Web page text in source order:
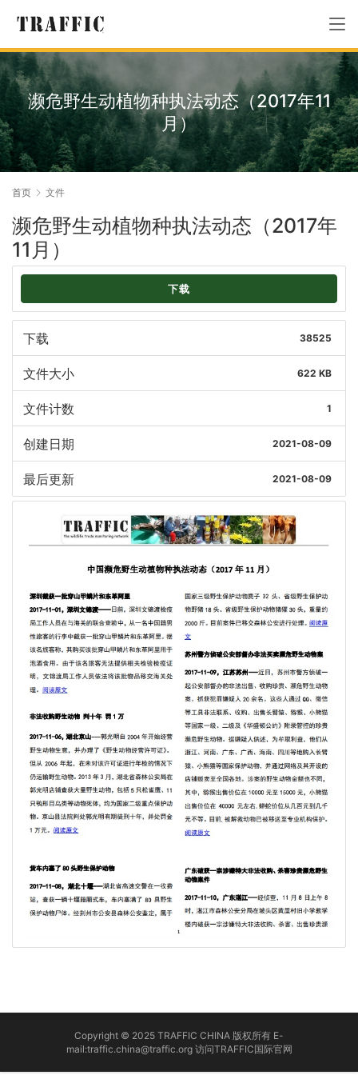
濒危野生动植物种执法动态（2017年11
月）
首页 文件
濒危野生动植物种执法动态（2017年
11月）
下载
下载 38525
文件大小 622 KB
文件计数 1
创建日期 2021-08-09
最后更新 2021-08-09
Copyright © 2025 TRAFFIC CHINA 版权所有 E-
mail:traffic.china@traffic.org 访问TRAFFIC国际官网